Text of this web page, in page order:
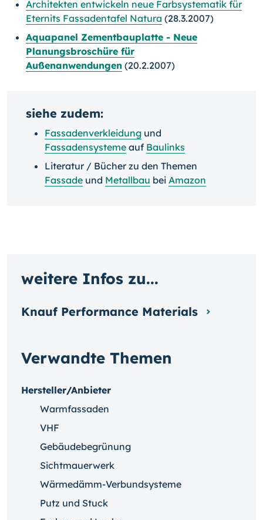
Architekten entwickeln neue Farbsystematik für
Eternits Fassadentafel Natura (28.3.2007)
Aquapanel Zementbauplatte - Neue
Planungsbroschüre für
Außenanwendungen (20.2.2007)
siehe zudem:
Fassadenverkleidung und
Fassadensysteme auf Baulinks
Literatur / Bücher zu den Themen
Fassade und Metallbau bei Amazon
Verwandte Themen
Hersteller/Anbieter
Warmfassaden
VHF
Gebäudebegrünung
Sichtmauerwerk
Wärmedämm-Verbundsysteme
Putz und Stuck
weitere Infos zu...
Knauf Performance Materials